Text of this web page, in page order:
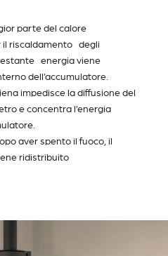
parte del calore
riscaldamento degli
energia viene
dell’accumulatore.
impedisce la diffusione del
e concentra l’energia
aver spento il fuoco, il
ridistribuito